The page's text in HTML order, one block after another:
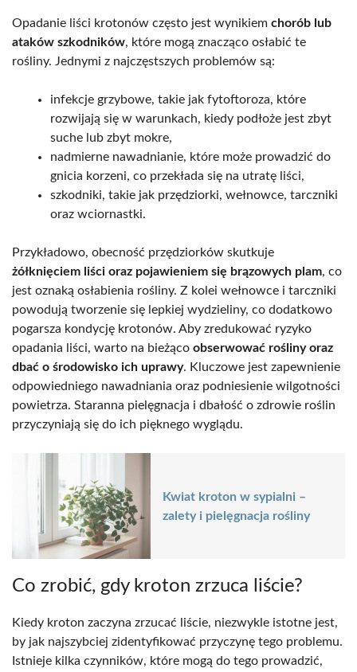
Opadanie liści krotonów często jest wynikiem chorób lub
ataków szkodników, które mogą znacząco osłabić te
rośliny. Jednymi z najczęstszych problemów są:
infekcje grzybowe, takie jak fytoftoroza, które
rozwijają się w warunkach, kiedy podłoże jest zbyt
suche lub zbyt mokre,
nadmierne nawadnianie, które może prowadzić do
gnicia korzeni, co przekłada się na utratę liści,
szkodniki, takie jak przędziorki, wełnowce, tarczniki
oraz wciornastki.
Przykładowo, obecność przędziorków skutkuje
żółknięciem liści oraz pojawieniem się brązowych plam, co
jest oznaką osłabienia rośliny. Z kolei wełnowce i tarczniki
powodują tworzenie się lepkiej wydzieliny, co dodatkowo
pogarsza kondycję krotonów. Aby zredukować ryzyko
opadania liści, warto na bieżąco obserwować rośliny oraz
dbać o środowisko ich uprawy. Kluczowe jest zapewnienie
odpowiedniego nawadniania oraz podniesienie wilgotności
powietrza. Staranna pielęgnacja i dbałość o zdrowie roślin
przyczyniają się do ich pięknego wyglądu.
Kwiat kroton w sypialni –
zalety i pielęgnacja rośliny
Co zrobić, gdy kroton zrzuca liście?
Kiedy kroton zaczyna zrzucać liście, niezwykle istotne jest,
by jak najszybciej zidentyfikować przyczynę tego problemu.
Istnieje kilka czynników, które mogą do tego prowadzić,